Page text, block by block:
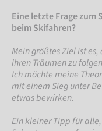
Eine letzte Frage zum
beim Skifahren?
Mein größtes Ziel ist
ihren Träumen zu
Ich möchte meine
mit einem Sieg unter
etwas bewirken.
Ein kleiner Tipp für